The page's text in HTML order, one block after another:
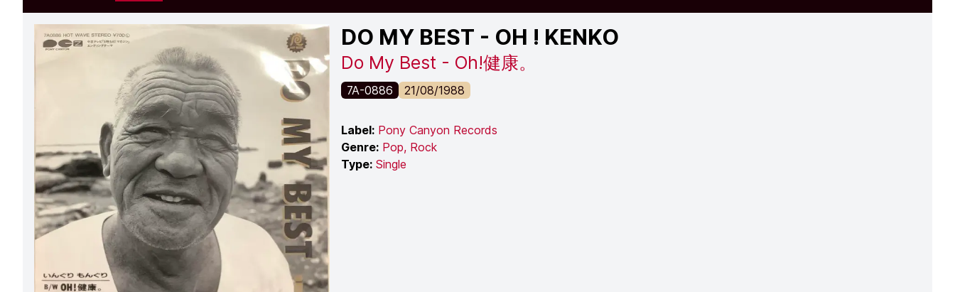
DO MY BEST - OH ! KENKO
Do My Best - Oh!健康。
7A-0886 21/08/1988
Label: Pony Canyon Records
Genre: Pop, Rock
Type: Single